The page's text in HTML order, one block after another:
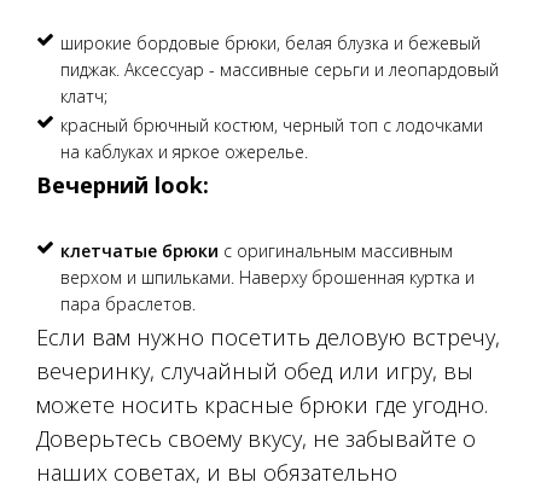
широкие бордовые брюки, белая блузка и бежевый
пиджак. Аксессуар - массивные серьги и леопардовый
клатч;
красный брючный костюм, черный топ с лодочками
на каблуках и яркое ожерелье.
Вечерний look:
клетчатые брюки с оригинальным массивным
верхом и шпильками. Наверху брошенная куртка и
пара браслетов.
Если вам нужно посетить деловую встречу,
вечеринку, случайный обед или игру, вы
можете носить красные брюки где угодно.
Доверьтесь своему вкусу, не забывайте о
наших советах, и вы обязательно